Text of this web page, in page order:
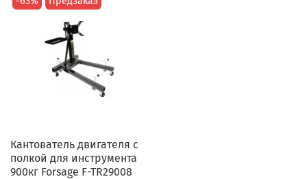
Кантователь двигателя с
полкой для инструмента
900кг Forsage F-TR29008